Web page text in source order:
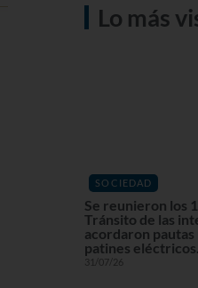
Lo más
SOCIEDAD
Se reunieron los
Tránsito de las
acordaron
patines
31/07/26